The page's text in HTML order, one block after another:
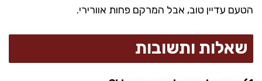
הטעם עדיין טוב, אבל המרקם פחות אוורירי.
שאלות ותשובות